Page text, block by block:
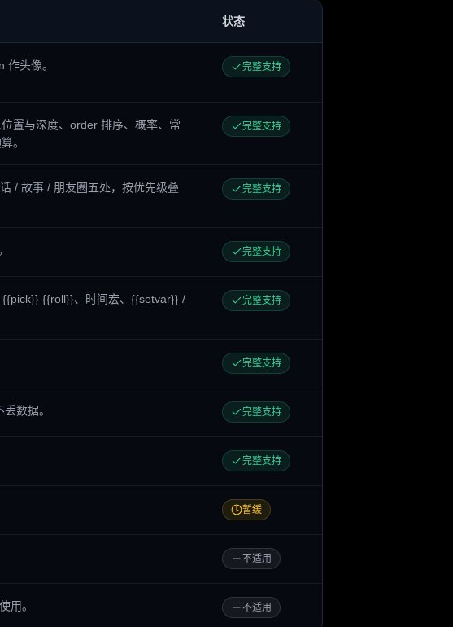
状态
头像。 完整支持
置与深度、order 排序、概率、常
。
完整支持
/ 故事 / 朋友圈五处，按优先级叠
完整支持
完整支持
{{roll}}、时间宏、{{setvar}} /
完整支持
完整支持
数据。 完整支持
完整支持
暂缓
不适用
用。 不适用